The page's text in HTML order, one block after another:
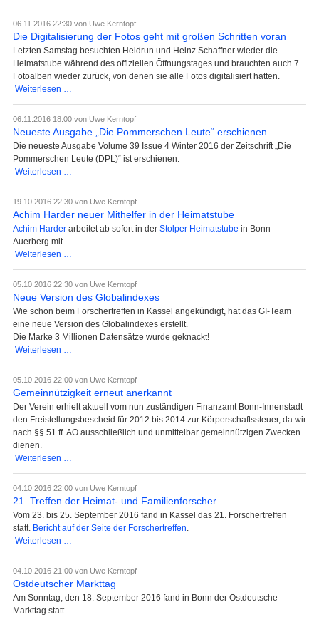
Heimattreffen
06.11.2016 22:30 von Uwe Kerntopf
Die Digitalisierung der Fotos geht mit großen Schritten voran
Letzten Samstag besuchten Heidrun und Heinz Schaffner wieder die
Heimatstube während des offiziellen Öffnungstages und brauchten auch 7
Fotoalben wieder zurück, von denen sie alle Fotos digitalisiert hatten.
Weiterlesen …
Fotos
geht
mit
großen
06.11.2016 18:00 von Uwe Kerntopf
Neueste Ausgabe „Die Pommerschen Leute“ erschienen
Die neueste Ausgabe Volume 39 Issue 4 Winter 2016 der Zeitschrift „Die
Pommerschen Leute (DPL)“ ist erschienen.
Weiterlesen …
„Die
Pommerschen
19.10.2016 22:30 von Uwe Kerntopf
Achim Harder neuer Mithelfer in der Heimatstube
Achim Harder arbeitet ab sofort in der Stolper Heimatstube in Bonn-
Auerberg mit.
Weiterlesen …
neuer
Mithelfer
05.10.2016 22:30 von Uwe Kerntopf
Neue Version des Globalindexes
Wie schon beim Forschertreffen in Kassel angekündigt, hat das GI-Team
eine neue Version des Globalindexes erstellt.
Die Marke 3 Millionen Datensätze wurde geknackt!
Weiterlesen …
des
Globalindexes
05.10.2016 22:00 von Uwe Kerntopf
Gemeinnützigkeit erneut anerkannt
Der Verein erhielt aktuell vom nun zuständigen Finanzamt Bonn-Innenstadt
den Freistellungsbescheid für 2012 bis 2014 zur Körperschaftssteuer, da wir
nach §§ 51 ff. AO ausschließlich und unmittelbar gemeinnützigen Zwecken
dienen.
Weiterlesen …
anerkannt
04.10.2016 22:00 von Uwe Kerntopf
21. Treffen der Heimat- und Familienforscher
Vom 23. bis 25. September 2016 fand in Kassel das 21. Forschertreffen
statt. Bericht auf der Seite der Forschertreffen.
Weiterlesen …
der
Heimat-
Familienforscher
04.10.2016 21:00 von Uwe Kerntopf
Ostdeutscher Markttag
Am Sonntag, den 18. September 2016 fand in Bonn der Ostdeutsche
Markttag statt.